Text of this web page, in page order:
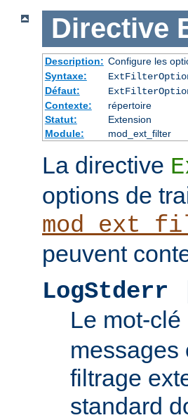
Directive
Description: Configure les
Syntaxe:
Défaut:
Contexte:
répertoire
Statut:
Extension
Module:
mod_ext_filter
La directive
options de
peuvent
LogStderr
Le mot-clé
messages
filtrage
standard